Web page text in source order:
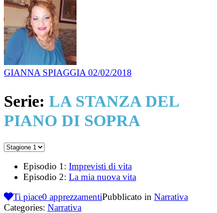
GIANNA SPIAGGIA 02/02/2018
Serie: LA STANZA DEL
PIANO DI SOPRA
Episodio 1: Imprevisti di vita
Episodio 2: La mia nuova vita
Ti piace0 apprezzamentiPubblicato in Narrativa
Categories: Narrativa